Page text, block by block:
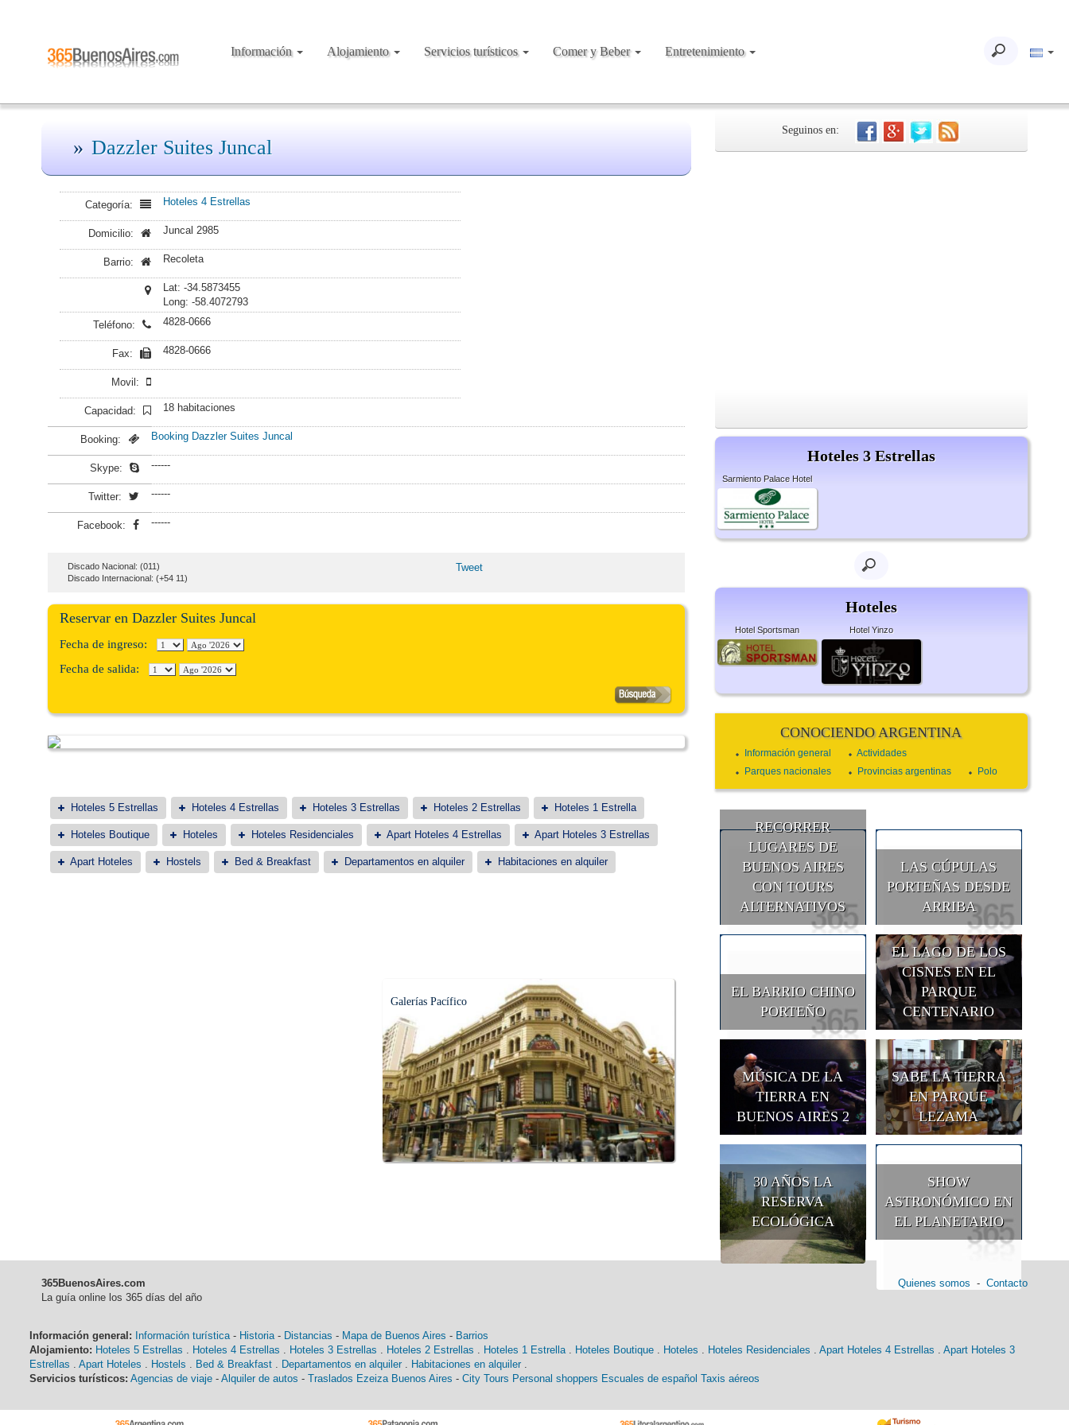
Información Alojamiento Servicios turísticos Comer y Beber Entretenimiento
Dazzler Suites Juncal
Categoría: Hoteles 4 Estrellas
Domicilio: Juncal 2985
Barrio: Recoleta
Lat: -34.5873455
Long: -58.4072793
Teléfono:
4828-0666
Fax: 4828-0666
Movil:
Capacidad: 18 habitaciones
Booking: Booking Dazzler Suites Juncal
Skype: ------
Twitter: ------
Facebook: ------
Discado Nacional: (011)
Discado Internacional: (+54 11)
Tweet
Reservar en Dazzler Suites Juncal
Fecha de ingreso:
Fecha de salida:
Hoteles 5 Estrellas Hoteles 4 Estrellas Hoteles 3 Estrellas Hoteles 2 Estrellas Hoteles 1 Estrella
Hoteles Boutique Hoteles Hoteles Residenciales Apart Hoteles 4 Estrellas Apart Hoteles 3 Estrellas
Apart Hoteles Hostels Bed & Breakfast Departamentos en alquiler Habitaciones en alquiler
Galerías Pacífico
Seguinos en:
Hoteles 3 Estrellas
Sarmiento Palace Hotel
Hoteles
Hotel Sportsman Hotel Yinzo
CONOCIENDO ARGENTINA
Información general
Actividades
Parques nacionales
Provincias argentinas Polo
RECORRER
LUGARES DE
BUENOS AIRES
CON TOURS
ALTERNATIVOS
LAS CÚPULAS
PORTEÑAS DESDE
ARRIBA
EL BARRIO CHINO
PORTEÑO
EL LAGO DE LOS
CISNES EN EL
PARQUE
CENTENARIO
MÚSICA DE LA
TIERRA EN
BUENOS AIRES 2
SABE LA TIERRA
EN PARQUE
LEZAMA
30 AÑOS LA
RESERVA
ECOLÓGICA
SHOW
ASTRONÓMICO EN
EL PLANETARIO
365BuenosAires.com
La guía online los 365 días del año
Quienes somos - Contacto
Información general: Información turística - Historia - Distancias - Mapa de Buenos Aires - Barrios
Alojamiento: Hoteles 5 Estrellas Hoteles 4 Estrellas Hoteles 3 Estrellas Hoteles 2 Estrellas Hoteles 1 Estrella Hoteles Boutique Hoteles Hoteles Residenciales Apart Hoteles 4 Estrellas
Apart Hoteles 3
Estrellas
Apart Hoteles Hostels Bed & Breakfast Departamentos en alquiler Habitaciones en alquiler
Servicios turísticos: Agencias de viaje - Alquiler de autos - Traslados Ezeiza Buenos Aires - City Tours Personal shoppers Escuales de español Taxis aéreos